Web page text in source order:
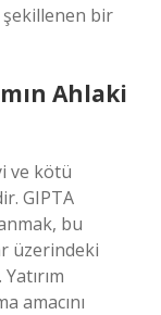
bir
Ahlaki
ve kötü
GIPTA
bu
üzerindeki
amacını